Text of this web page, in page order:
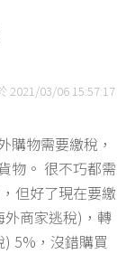
2021/03/06 15:57:17
購物需要繳稅，
物。 很不巧都需
但好了現在要繳
商家逃稅)，轉
5%，沒錯購買